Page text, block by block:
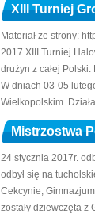
XIII Turniej
Materiał ze strony:
2017 XIII Turniej
drużyn z całej
W dniach 03-05
Wielkopolskim.
Mistrzostwa
24 stycznia 2017r.
odbył się na
Cekcynie,
zostały dziewczęta z